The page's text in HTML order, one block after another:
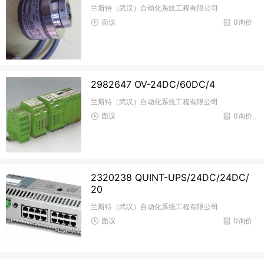
兰斯特（武汉）自动化系统工程有限公司
0询价
面议
2982647 OV-24DC/60DC/4
兰斯特（武汉）自动化系统工程有限公司
0询价
面议
2320238 QUINT-UPS/24DC/24DC/
20
兰斯特（武汉）自动化系统工程有限公司
0询价
面议